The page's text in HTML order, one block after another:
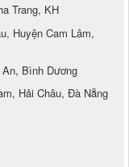
Trang, KH
Huyện Cam Lâm,
Bình Dương
Hải Châu, Đà Nẵng